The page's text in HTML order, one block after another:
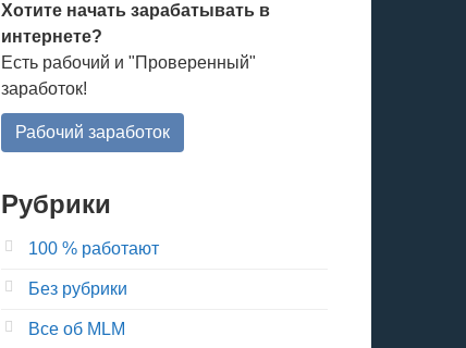
Хотите начать зарабатывать в
интернете?
Есть рабочий и "Проверенный"
заработок!
Рабочий заработок
Рубрики
100 % работают
Без рубрики
Все об MLM